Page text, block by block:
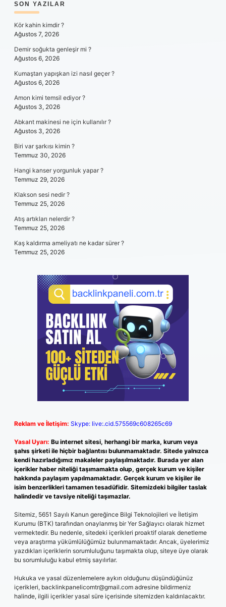
SIDEBAR
SON YAZILAR
Kör kahin kimdir ?
Ağustos 7, 2026
Demir soğukta genleşir mi ?
Ağustos 6, 2026
Kumaştan yapışkan izi nasıl geçer ?
Ağustos 6, 2026
Amon kimi temsil ediyor ?
Ağustos 3, 2026
Abkant makinesi ne için kullanılır ?
Ağustos 3, 2026
Biri var şarkısı kimin ?
Temmuz 30, 2026
Hangi kanser yorgunluk yapar ?
Temmuz 29, 2026
Klakson sesi nedir ?
Temmuz 25, 2026
Atış artıkları nelerdir ?
Temmuz 25, 2026
Kaş kaldırma ameliyatı ne kadar sürer ?
Temmuz 25, 2026
Reklam ve İletişim: Skype: live:.cid.575569c608265c69
Yasal Uyarı: Bu internet sitesi, herhangi bir marka, kurum veya
şahıs şirketi ile hiçbir bağlantısı bulunmamaktadır. Sitede yalnızca
kendi hazırladığımız makaleler paylaşılmaktadır. Burada yer alan
içerikler haber niteliği taşımamakta olup, gerçek kurum ve kişiler
hakkında paylaşım yapılmamaktadır. Gerçek kurum ve kişiler ile
isim benzerlikleri tamamen tesadüfidir. Sitemizdeki bilgiler taslak
halindedir ve tavsiye niteliği taşımazlar.
Sitemiz, 5651 Sayılı Kanun gereğince Bilgi Teknolojileri ve İletişim
Kurumu (BTK) tarafından onaylanmış bir Yer Sağlayıcı olarak hizmet
vermektedir. Bu nedenle, sitedeki içerikleri proaktif olarak denetleme
veya araştırma yükümlülüğümüz bulunmamaktadır. Ancak, üyelerimiz
yazdıkları içeriklerin sorumluluğunu taşımakta olup, siteye üye olarak
bu sorumluluğu kabul etmiş sayılırlar.
Hukuka ve yasal düzenlemelere aykırı olduğunu düşündüğünüz
içerikleri, backlinkpanelicomtr@gmail.com adresine bildirmeniz
halinde, ilgili içerikler yasal süre içerisinde sitemizden kaldırılacaktır.